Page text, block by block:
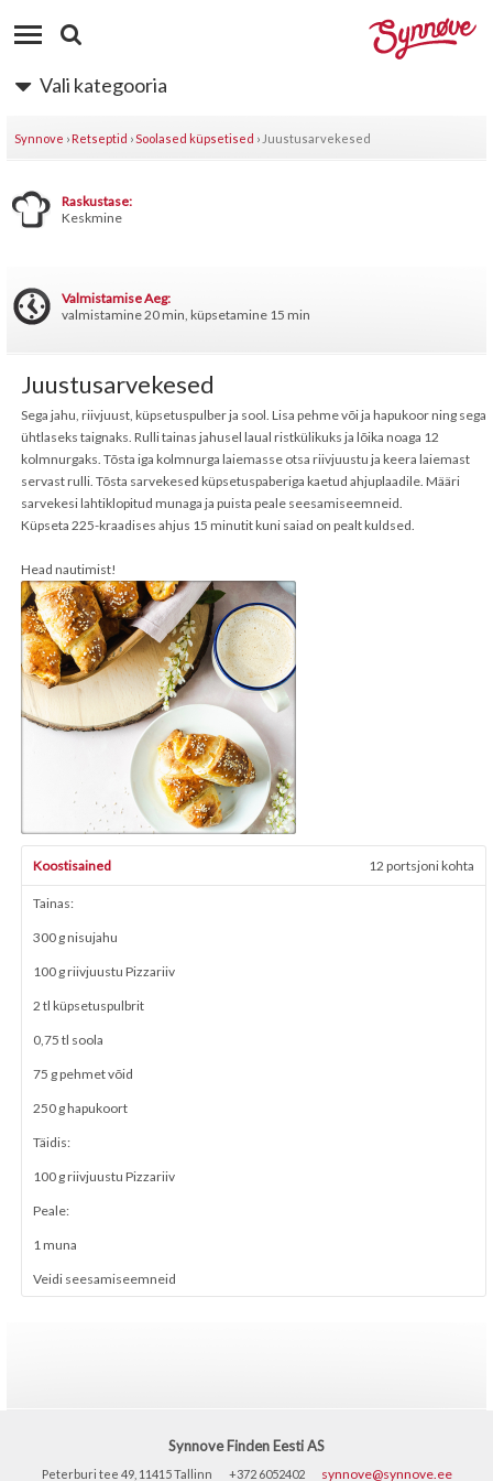
Vali kategooria
Synnove ›Retseptid ›Soolased küpsetised › Juustusarvekesed
Raskustase:
Keskmine
Valmistamise Aeg:
valmistamine 20 min, küpsetamine 15 min
Juustusarvekesed
Sega jahu, riivjuust, küpsetuspulber ja sool. Lisa pehme või ja hapukoor ning sega
ühtlaseks taignaks. Rulli tainas jahusel laual ristkülikuks ja lõika noaga 12
kolmnurgaks. Tõsta iga kolmnurga laiemasse otsa riivjuustu ja keera laiemast
servast rulli. Tõsta sarvekesed küpsetuspaberiga kaetud ahjuplaadile. Määri
sarvekesi lahtiklopitud munaga ja puista peale seesamiseemneid.
Küpseta 225-kraadises ahjus 15 minutit kuni saiad on pealt kuldsed.
Head nautimist!
12 portsjoni kohta
Koostisained
Tainas:
300 g nisujahu
100 g riivjuustu Pizzariiv
2 tl küpsetuspulbrit
0,75 tl soola
75 g pehmet võid
250 g hapukoort
Täidis:
100 g riivjuustu Pizzariiv
Peale:
1 muna
Veidi seesamiseemneid
Synnove Finden Eesti AS
Peterburi tee 49, 11415 Tallinn +372 6052402 synnove@synnove.ee